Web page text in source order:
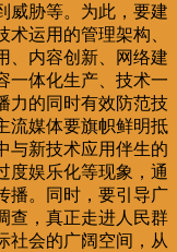
威胁等。为此，要建
运用的管理架构、
、内容创新、网络建
一体化生产、技术一
力的同时有效防范技
流媒体要旗帜鲜明抵
与新技术应用伴生的
度娱乐化等现象，通
播。同时，要引导广
查，真正走进人民群
社会的广阔空间，从